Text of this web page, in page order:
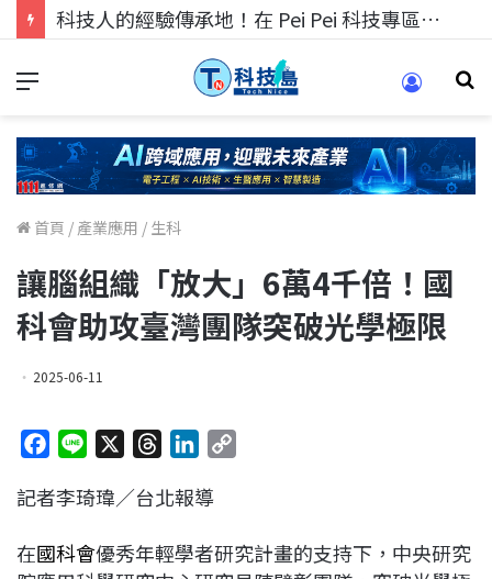
科技人的經驗傳承地！在 Pei Pei 科技專區，與學弟妹交流最硬核的技術
首頁 / 產業應用 / 生科
讓腦組織「放大」6萬4千倍！國
科會助攻臺灣團隊突破光學極限
2025-06-11
c
b
n
r
a
n
e
L
記者李琦瑋／台北報導
在國科會優秀年輕學者研究計畫的支持下，中央研究